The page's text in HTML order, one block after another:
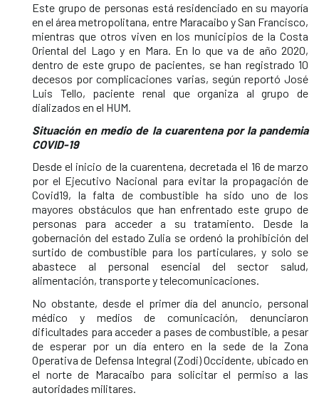
Este grupo de personas está residenciado en su mayoría
en el área metropolitana, entre Maracaibo y San Francisco,
mientras que otros viven en los municipios de la Costa
Oriental del Lago y en Mara. En lo que va de año 2020,
dentro de este grupo de pacientes, se han registrado 10
decesos por complicaciones varias, según reportó José
Luis Tello, paciente renal que organiza al grupo de
dializados en el HUM.
Situación en medio de la cuarentena por la pandemia
COVID-19
Desde el inicio de la cuarentena, decretada el 16 de marzo
por el Ejecutivo Nacional para evitar la propagación de
Covid19, la falta de combustible ha sido uno de los
mayores obstáculos que han enfrentado este grupo de
personas para acceder a su tratamiento. Desde la
gobernación del estado Zulia se ordenó la prohibición del
surtido de combustible para los particulares, y solo se
abastece al personal esencial del sector salud,
alimentación, transporte y telecomunicaciones.
No obstante, desde el primer día del anuncio, personal
médico y medios de comunicación, denunciaron
dificultades para acceder a pases de combustible, a pesar
de esperar por un día entero en la sede de la Zona
Operativa de Defensa Integral (Zodi) Occidente, ubicado en
el norte de Maracaibo para solicitar el permiso a las
autoridades militares.